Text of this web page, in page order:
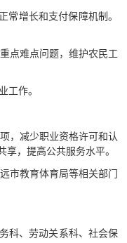
增长和支付保障机制。
点难点问题，维护农民工
工作。
，减少职业资格许可和认
，提高公共服务水平。
市教育体育局等相关部门
科、劳动关系科、社会保